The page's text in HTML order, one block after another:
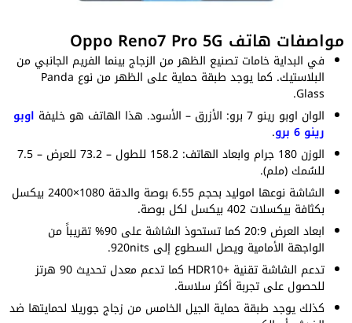
مواصفات هاتف Oppo Reno7 Pro 5G
في البداية خامات تصنيع الظهر من الزجاج بينما الفريم الجانبي من
البلاستيك. كما يوجد طبقة حماية على الظهر من نوع Panda
Glass.
الوان اوبو رينو 7 برو: الأزرق – الأسود. هذا الهاتف هو خليفة
اوبو
رينو 6 برو
.
الوزن 180 جرام وابعاد الهاتف: 158.2 للطول – 73.2 للعرض – 7.5
للسُمك (ملم).
الشاشة نوعها اموليد بحجم 6.55 بوصة والدقة 1080×2400 بيكسل
بكثافة بيكسلات 402 بيكسل لكل بوصة.
ابعاد العرض 20:9 كما تستحوذ الشاشة على 90% تقريباً من
الواجهة الأمامية ويصل السطوع إلى 920nits.
تدعم الشاشة تقنية +HDR10 كما تدعم معدل تحديث 90 هرتز
للحصول على تجربة أكثر سلاسة.
كذلك يوجد طبقة حماية الجيل الخامس من زجاج جوريلا لحمايتها ضد